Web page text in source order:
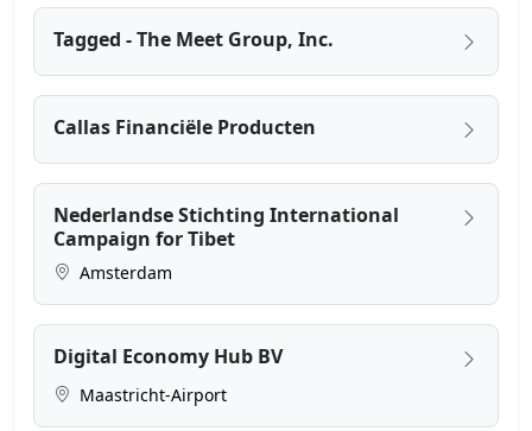
Tagged - The Meet Group, Inc.
Callas Financiële Producten
Nederlandse Stichting International
Campaign for Tibet
Amsterdam
Digital Economy Hub BV
Maastricht-Airport